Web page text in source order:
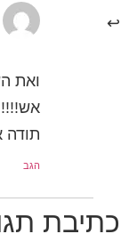
ואת
אש!!!!
תודה
הגב
כתיבת